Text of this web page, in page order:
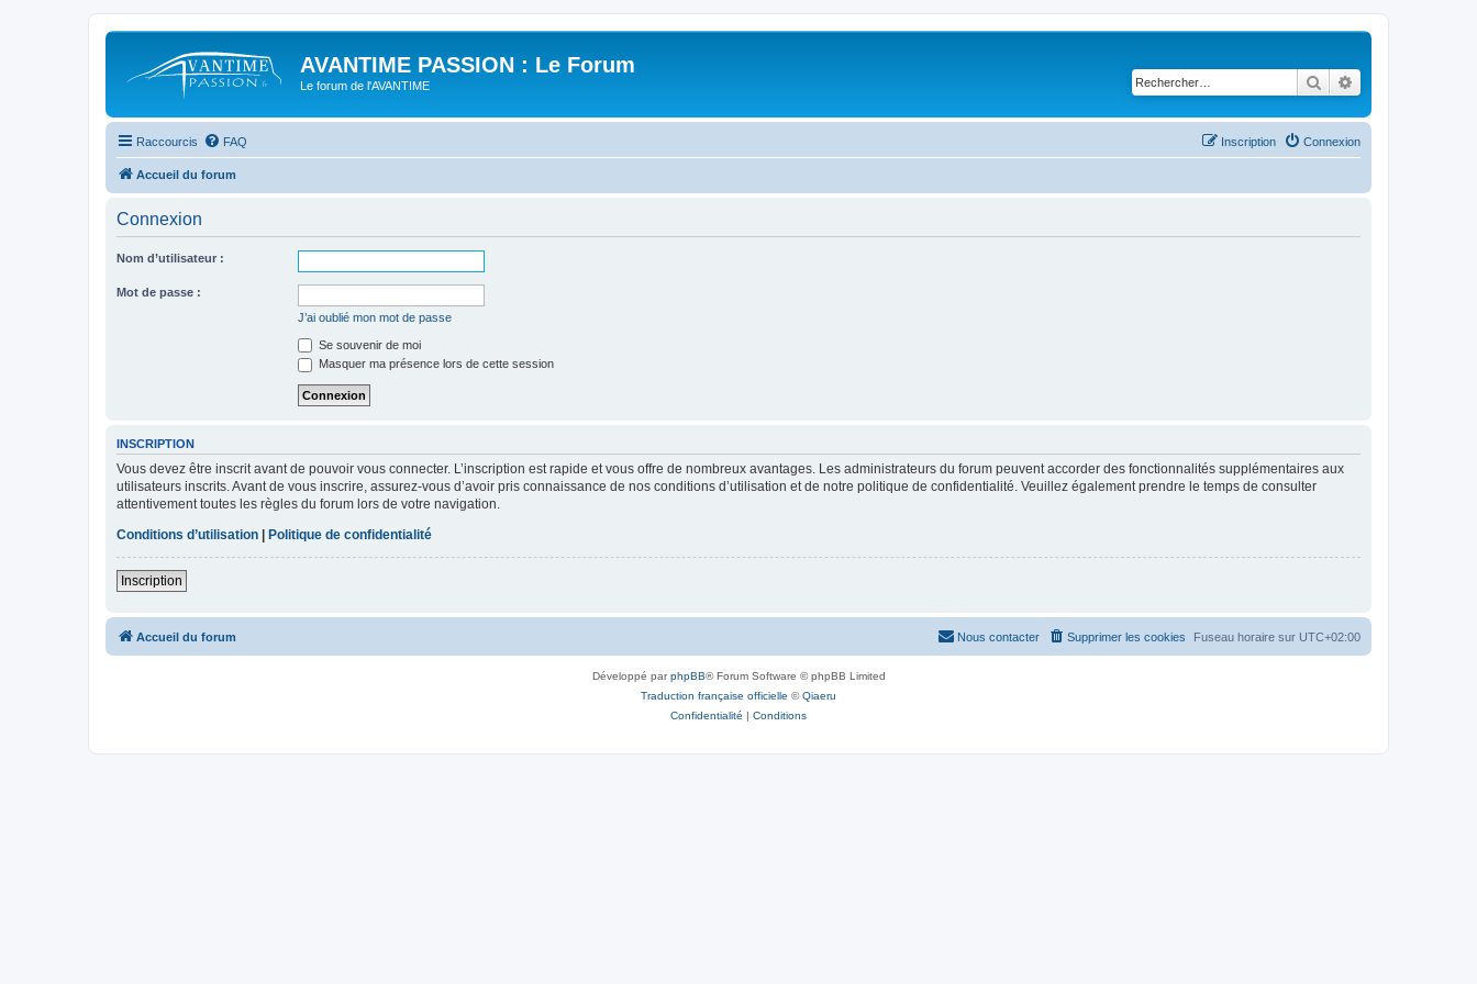
AVANTIME PASSION : Le Forum
Le forum de l'AVANTIME Rechercher
Raccourcis FAQ Connexion
Inscription
Accueil du forum
Connexion
Nom d’utilisateur :
Mot de passe :
J’ai oublié mon mot de passe
Se souvenir de moi
Masquer ma présence lors de cette session
INSCRIPTION
Vous devez être inscrit avant de pouvoir vous connecter. L’inscription est rapide et vous offre de nombreux avantages. Les administrateurs du forum peuvent accorder des fonctionnalités supplémentaires aux
utilisateurs inscrits. Avant de vous inscrire, assurez-vous d’avoir pris connaissance de nos conditions d’utilisation et de notre politique de confidentialité. Veuillez également prendre le temps de consulter
attentivement toutes les règles du forum lors de votre navigation.
Conditions d’utilisation
Politique de confidentialité
Inscription
Accueil du forum Fuseau horaire sur UTC+02:00
Supprimer les cookies
Nous contacter
Développé parphpBB® Forum Software © phpBB Limited
Traduction française officielle ©Qiaeru
Confidentialité | Conditions